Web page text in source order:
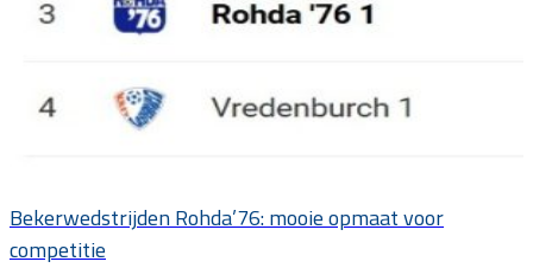
Bekerwedstrijden Rohda’76: mooie opmaat voor
competitie